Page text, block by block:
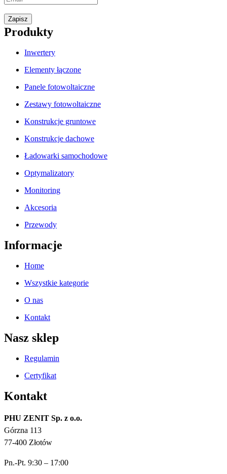
Zapisz
Produkty
Inwertery
Elementy łączone
Panele fotowoltaiczne
Zestawy fotowoltaiczne
Konstrukcje gruntowe
Konstrukcje dachowe
Ładowarki samochodowe
Optymalizatory
Monitoring
Akcesoria
Przewody
Informacje
Home
Wszystkie kategorie
O nas
Kontakt
Nasz sklep
Regulamin
Certyfikat
Kontakt
PHU ZENIT Sp. z o.o.
Górzna 113
77-400 Złotów
Pn.-Pt. 9:30 – 17:00